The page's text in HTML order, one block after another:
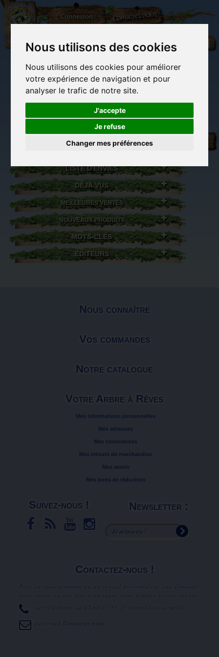
Nous utilisons des cookies
Nous utilisons des cookies pour améliorer
votre expérience de navigation et pour
analyser le trafic de notre site.
J'accepte
Je refuse
Changer mes préférences
L'Arbre
aux
100.000
Connexion Contactez-nous
(vide)
Librairie des
Carterie
originale
Activités
détente et jeux
Objets déco et
LISTE D'ENVIES
DÉJÀ VUS
MEILLEURES VENTES
NOUVEAUX PRODUITS
MOTS-CLÉS
ÉDITEURS
Nous connaître
Vos commandes
Notre catalogue
Votre Arbre à Rêves
Mes informations personnelles
Mes adresses
Mes commandes
Mes retours de marchandise
Mes avoirs
Mes bons de réduction
Suivez-nous ! Newsletter :
Contactez-nous !
Pour un renseignement ou un conseil personnalisé, une demande
particulière ou une idée à partager, nous sommes à votre écoute.
par téléphone au
07.64.07.81.25 (appel non surtaxé).
par email Contactez-nous